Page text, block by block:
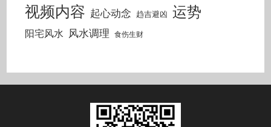
视频内容 起心动念 趋吉避凶 运势
阳宅风水 风水调理 食伤生财